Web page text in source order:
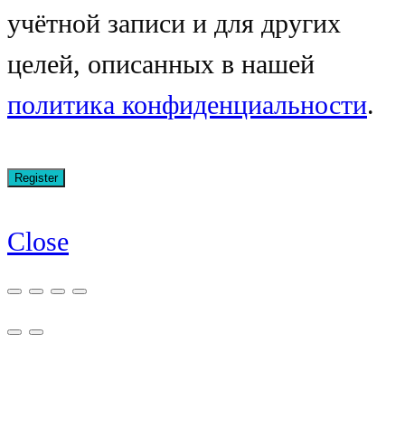
учётной записи и для других
целей, описанных в нашей
политика конфиденциальности.
Close